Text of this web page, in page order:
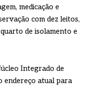
medicação e
com dez leitos,
de isolamento e
Integrado de
endereço atual para